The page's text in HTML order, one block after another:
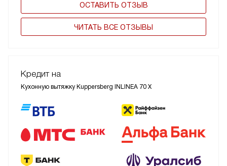
ОСТАВИТЬ ОТЗЫВ
ЧИТАТЬ ВСЕ ОТЗЫВЫ
Кредит на
Кухонную вытяжку Kuppersberg INLINEA 70 X